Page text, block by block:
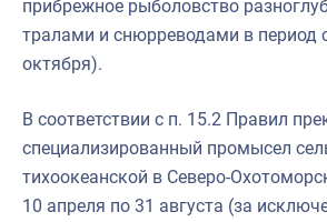
прибрежное рыболовство
тралами и снюрреводами в период
октября).
В соответствии с п. 15.2 Правил
специализированный промысел
тихоокеанской в Северо-
10 апреля по 31 августа (за